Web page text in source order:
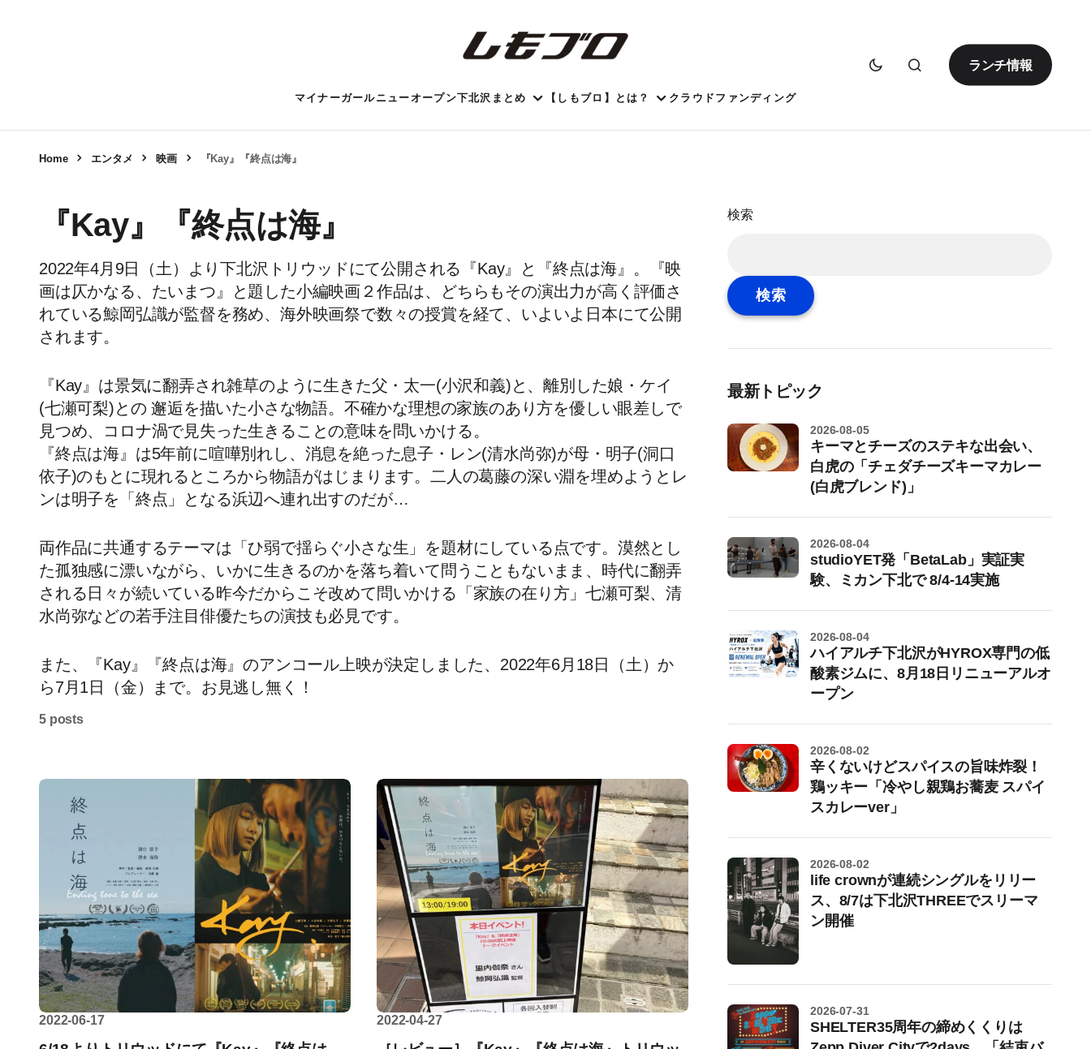
ランチ情報
マイナーガールニューオープン下北沢まとめ 【しもブロ】とは？ クラウドファンディング
Home エンタメ 映画 『Kay』『終点は海』
『Kay』『終点は海』
2022年4月9日（土）より下北沢トリウッドにて公開される『Kay』と『終点は海』。『映
画は仄かなる、たいまつ』と題した小編映画２作品は、どちらもその演出力が高く評価さ
れている鯨岡弘識が監督を務め、海外映画祭で数々の授賞を経て、いよいよ日本にて公開
されます。
『Kay』は景気に翻弄され雑草のように生きた父・太一(小沢和義)と、離別した娘・ケイ
(七瀬可梨)との 邂逅を描いた小さな物語。不確かな理想の家族のあり方を優しい眼差しで
見つめ、コロナ渦で見失った生きることの意味を問いかける。
『終点は海』は5年前に喧嘩別れし、消息を絶った息子・レン(清水尚弥)が母・明子(洞口
依子)のもとに現れるところから物語がはじまります。二人の葛藤の深い淵を埋めようとレ
ンは明子を「終点」となる浜辺へ連れ出すのだが…
両作品に共通するテーマは「ひ弱で揺らぐ小さな生」を題材にしている点です。漠然とし
た孤独感に漂いながら、いかに生きるのかを落ち着いて問うこともないまま、時代に翻弄
される日々が続いている昨今だからこそ改めて問いかける「家族の在り方」七瀬可梨、清
水尚弥などの若手注目俳優たちの演技も必見です。
また、『Kay』『終点は海』のアンコール上映が決定しました、2022年6月18日（土）か
ら7月1日（金）まで。お見逃し無く！
5 posts
2022-06-17 2022-04-27
検索
検索
最新トピック
キーマとチーズのステキな出会い、
白虎の「チェダチーズキーマカレー
(白虎ブレンド)」
2026-08-05
studioYET発「BetaLab」実証実
験、ミカン下北で 8/4-14実施
2026-08-04
ハイアルチ下北沢がHYROX専門の低
酸素ジムに、8月18日リニューアルオ
ープン
2026-08-04
辛くないけどスパイスの旨味炸裂！
鶏ッキー「冷やし親鶏お蕎麦 スパイ
スカレーver」
2026-08-02
life crownが連続シングルをリリー
ス、8/7は下北沢THREEでスリーマ
ン開催
2026-08-02
SHELTER35周年の締めくくりは
2026-07-31